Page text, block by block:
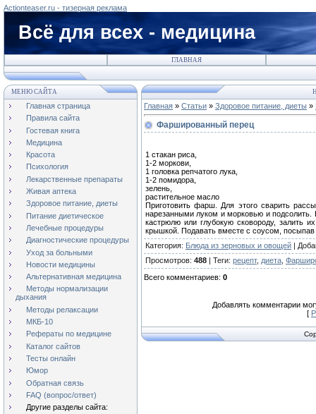
Actionteaser.ru - тизерная реклама
Всё для всех - медицина
ГЛАВНАЯ
МЕНЮ САЙТА
Главная страница
Правила сайта
Гостевая книга
Медицина
Красота
Психология
Лекарственные препараты
Живая аптека
Здоровое питание, диеты
Питание диетическое
Лечебные процедуры
Диагностические процедуры
Уход за больными
Новости медицины
Альтернативная медицина
Методы нормализации
дыхания
Методы релаксации
МКБ-10
Рефераты по медицине
Каталог сайтов
Тесты онлайн
Юмор
Обратная связь
FAQ (вопрос/ответ)
Другие разделы сайта:
Главная » Статьи » Здоровое питание, диеты »
Фаршированный перец
1 стакан риса,
1-2 моркови,
1 головка репчатого лука,
1-2 помидора,
зелень,
растительное масло
Приготовить фарш. Для этого сварить
нарезанными луком и морковью и подсолить.
кастрюлю или глубокую сковороду, залить
крышкой. Подавать вместе с соусом, посыпав
Категория: Блюда из зерновых и овощей |
Просмотров: 488 | Теги: рецепт, диета
Всего комментариев: 0
Добавлять комментарии
[